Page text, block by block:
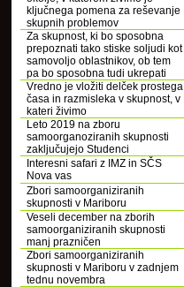
ključnega pomena za reševanje
skupnih problemov
Za skupnost, ki bo sposobna
prepoznati tako stiske soljudi kot
samovoljo oblastnikov, ob tem
pa bo sposobna tudi ukrepati
Vredno je vložiti delček prostega
časa in razmisleka v skupnost, v
kateri živimo
Leto 2019 na zboru
samoorganoziranih skupnosti
zaključujejo Studenci
Interesni safari z IMZ in SČS
Nova vas
Zbori samoorganiziranih
skupnosti v Mariboru
Veseli december na zborih
samoorganiziranih skupnosti
manj prazničen
Zbori samoorganiziranih
skupnosti v Mariboru v zadnjem
tednu novembra